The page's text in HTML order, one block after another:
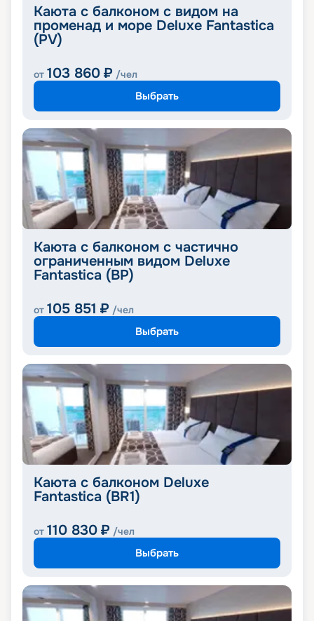
Каюта с балконом с видом на
променад и море Deluxe Fantastica
(PV)
от 103 860 ₽ /чел
Выбрать
Каюта с балконом с частично
ограниченным видом Deluxe
Fantastica (BP)
от 105 851 ₽ /чел
Выбрать
Каюта с балконом Deluxe
Fantastica (BR1)
от 110 830 ₽ /чел
Выбрать